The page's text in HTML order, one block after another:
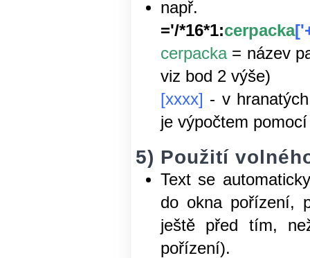
='/*16*1:cerpacka
cerpacka= název
viz bod 2 výše)
[xxxx] - v
je výpočtem
5) Použití
Text se
do okna pořízení,
ještě před tím,
pořízení).